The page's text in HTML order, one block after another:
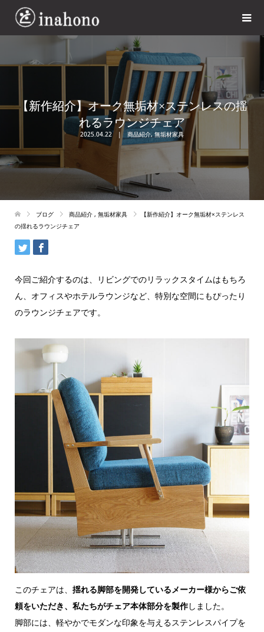
【新作紹介】オーク無垢材×ステンレスの揺
れるラウンジチェア
2025.04.22 商品紹介, 無垢材家具
ブログ 商品紹介 , 無垢材家具
【新作紹介】オーク無垢材×ステンレス
の揺れるラウンジチェア
今回ご紹介するのは、リビングでのリラックスタイムはもちろ
ん、オフィスやホテルラウンジなど、特別な空間にもぴったり
のラウンジチェアです。
このチェアは、 揺れる脚部を開発しているメーカー様からご依
頼をいただき、私たちがチェア本体部分を製作しました。
脚部には、軽やかでモダンな印象を与えるステンレスパイプを